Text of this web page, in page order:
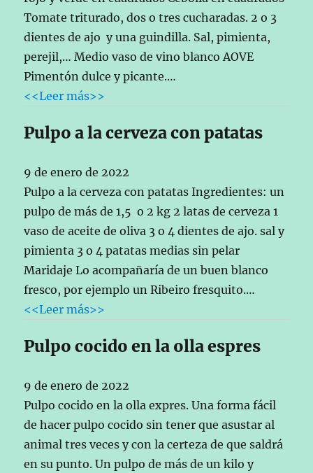
Tomate triturado, dos o tres cucharadas. 2 o 3
dientes de ajo y una guindilla. Sal, pimienta,
perejil,… Medio vaso de vino blanco AOVE
Pimentón dulce y picante.…
<<Leer más>>
Pulpo a la cerveza con patatas
9 de enero de 2022
Pulpo a la cerveza con patatas Ingredientes: un
pulpo de más de 1,5 o 2 kg 2 latas de cerveza 1
vaso de aceite de oliva 3 o 4 dientes de ajo. sal y
pimienta 3 o 4 patatas medias sin pelar
Maridaje Lo acompañaría de un buen blanco
fresco, por ejemplo un Ribeiro fresquito.…
<<Leer más>>
Pulpo cocido en la olla espres
9 de enero de 2022
Pulpo cocido en la olla expres. Una forma fácil
de hacer pulpo cocido sin tener que asustar al
animal tres veces y con la certeza de que saldrá
en su punto. Un pulpo de más de un kilo y